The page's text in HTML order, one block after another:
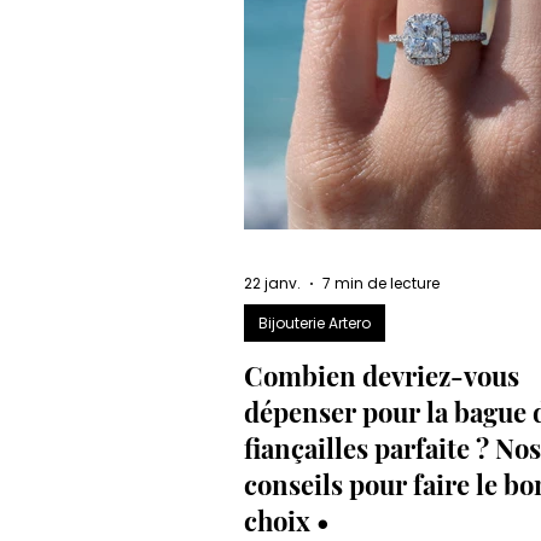
Combien devriez-vous
dépenser pour la bague
fiançailles parfaite ? Nos
conseils pour faire le
choix •
Bijouterie Artero
22 janv. 7 min de lecture